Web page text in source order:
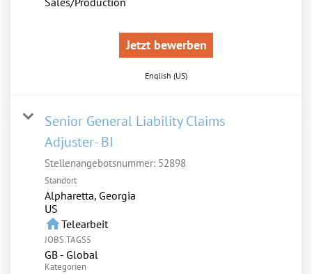
Jetzt bewerben
English (US)
Senior General Liability Claims
Adjuster- BI
Stellenangebotsnummer: 52898
Standort
Alpharetta, Georgia
homeTelearbeit
JOBS.TAGS5
GB - Global
Kategorien